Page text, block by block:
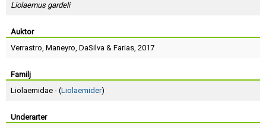
Liolaemus gardeli
Auktor
Verrastro, Maneyro, DaSilva & Farias, 2017
Familj
Liolaemidae - (Liolaemider)
Underarter
Lösenord:
Terms of Service